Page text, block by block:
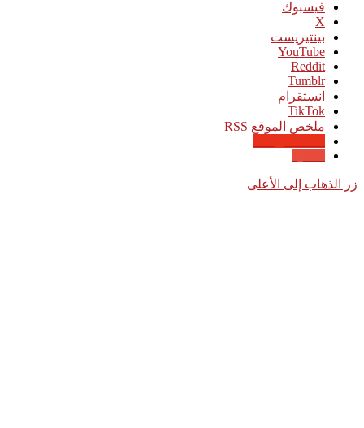
فيسبوك
‫X
بينتيريست
‫YouTube
انستقرام
‫TikTok
ملخص الموقع RSS
زر الذهاب إلى الأعلى